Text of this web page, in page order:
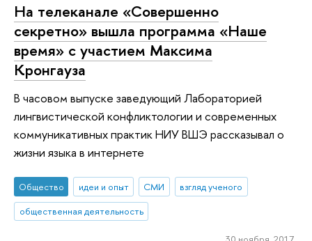
На телеканале «Совершенно
секретно» вышла программа «Наше
время» с участием Максима
Кронгауза
В часовом выпуске заведующий Лабораторией
лингвистической конфликтологии и современных
коммуникативных практик НИУ ВШЭ рассказывал о
жизни языка в интернете
Общество идеи и опыт СМИ
взгляд ученого
общественная деятельность